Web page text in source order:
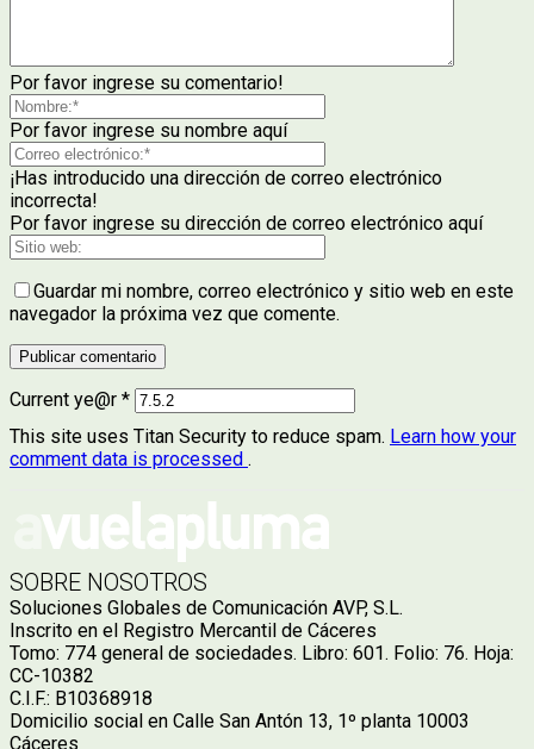
Por favor ingrese su comentario!
Por favor ingrese su nombre aquí
¡Has introducido una dirección de correo electrónico
incorrecta!
Por favor ingrese su dirección de correo electrónico aquí
Guardar mi nombre, correo electrónico y sitio web en este
navegador la próxima vez que comente.
Current ye@r *
This site uses Titan Security to reduce spam. Learn how your
comment data is processed .
SOBRE NOSOTROS
Soluciones Globales de Comunicación AVP, S.L.
Inscrito en el Registro Mercantil de Cáceres
Tomo: 774 general de sociedades. Libro: 601. Folio: 76. Hoja:
CC-10382
C.I.F.: B10368918
Domicilio social en Calle San Antón 13, 1º planta 10003
Cáceres